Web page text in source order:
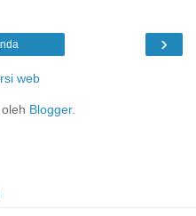
›
web
Blogger.